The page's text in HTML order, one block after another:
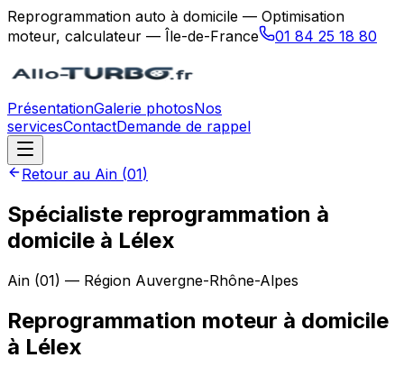
Reprogrammation auto à domicile — Optimisation
moteur, calculateur — Île-de-France
01 84 25 18 80
PrésentationGalerie photosNos
servicesContactDemande de rappel
Retour au Ain (01)
Spécialiste reprogrammation à
domicile à Lélex
Ain (01) — Région Auvergne-Rhône-Alpes
Reprogrammation moteur à domicile
à Lélex